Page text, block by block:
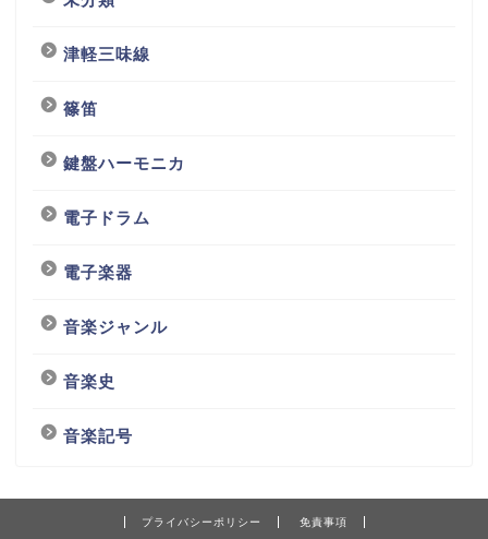
津軽三味線
篠笛
鍵盤ハーモニカ
電子ドラム
電子楽器
音楽ジャンル
音楽史
音楽記号
プライバシーポリシー 免責事項